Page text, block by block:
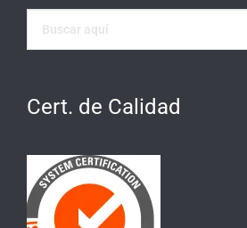
Cert. de Calidad